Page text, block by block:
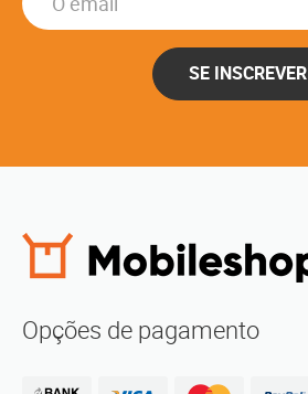
SE INSCREVER
Opções de pagamento